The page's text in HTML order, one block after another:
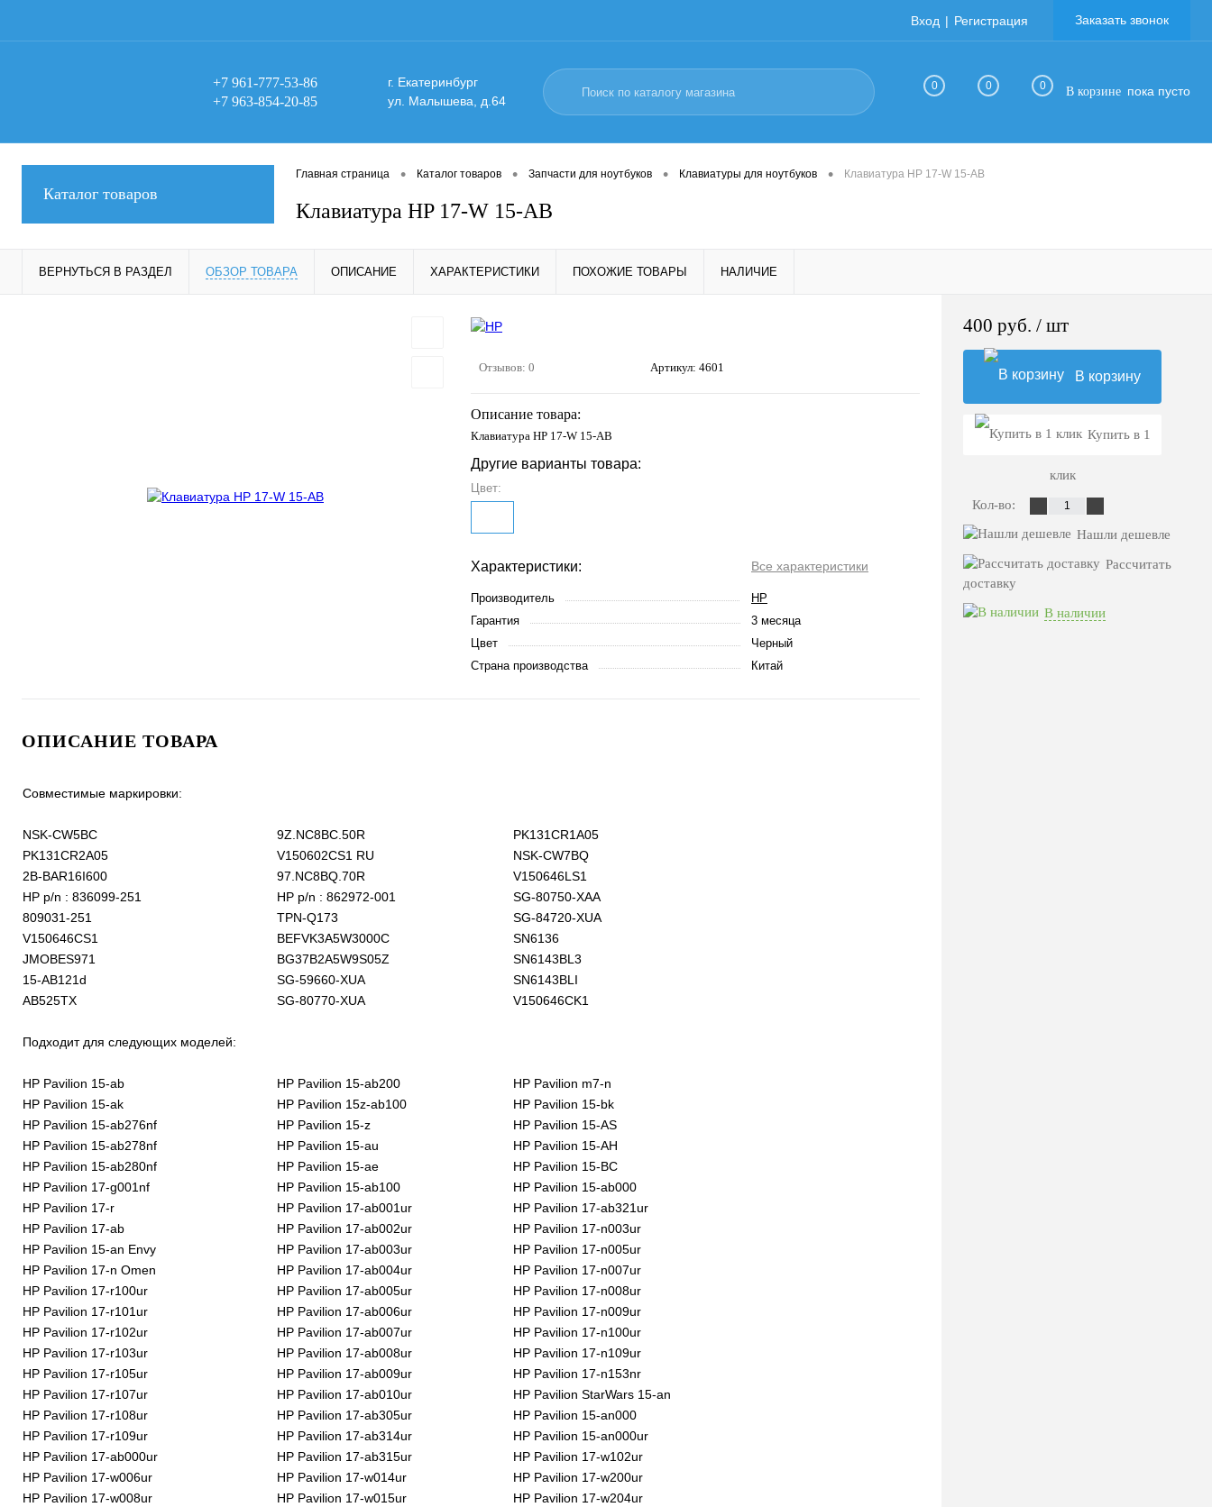
Вход Регистрация Заказать звонок
+7 961-777-53-86
+7 963-854-20-85
г. Екатеринбург
ул. Малышева, д.64
0 0 0 В корзине пока пусто
Каталог товаров
Главная страница • Каталог товаров • Запчасти для ноутбуков • Клавиатуры для ноутбуков • Клавиатура HP 17-W 15-AB
Клавиатура HP 17-W 15-AB
ВЕРНУТЬСЯ В РАЗДЕЛ ОБЗОР ТОВАРА ОПИСАНИЕ ХАРАКТЕРИСТИКИ ПОХОЖИЕ ТОВАРЫ НАЛИЧИЕ
Отзывов: 0 Артикул: 4601
Описание товара:
Клавиатура HP 17-W 15-AB
Другие варианты товара:
Цвет:
Характеристики: Все характеристики
Производитель
HP
Гарантия
3 месяца
Цвет
Черный
Страна производства
Китай
ОПИСАНИЕ ТОВАРА
Совместимые маркировки:
NSK-CW5BC 9Z.NC8BC.50R
PK131CR1A05
PK131CR2A05
V150602CS1 RU
NSK-CW7BQ
2B-BAR16I600
97.NC8BQ.70R
V150646LS1
HP p/n : 836099-251
HP p/n : 862972-001
SG-80750-XAA
809031-251
TPN-Q173
SG-84720-XUA
V150646CS1
BEFVK3A5W3000C
SN6136
JMOBES971
BG37B2A5W9S05Z
SN6143BL3
15-AB121d
SG-59660-XUA
SN6143BLI
AB525TX
SG-80770-XUA V150646CK1
Подходит для следующих моделей:
HP Pavilion 15-ab HP Pavilion 15-ab200
HP Pavilion m7-n
HP Pavilion 15-ak
HP Pavilion 15z-ab100
HP Pavilion 15-bk
HP Pavilion 15-ab276nf
HP Pavilion 15-z
HP Pavilion 15-AS
HP Pavilion 15-ab278nf
HP Pavilion 15-au
HP Pavilion 15-AH
HP Pavilion 15-ab280nf
HP Pavilion 15-ae
HP Pavilion 15-BC
HP Pavilion 17-g001nf
HP Pavilion 15-ab100
HP Pavilion 15-ab000
HP Pavilion 17-r
HP Pavilion 17-ab001ur
HP Pavilion 17-ab321ur
HP Pavilion 17-ab
HP Pavilion 17-ab002ur
HP Pavilion 17-n003ur
HP Pavilion 15-an Envy
HP Pavilion 17-ab003ur
HP Pavilion 17-n005ur
HP Pavilion 17-n Omen
HP Pavilion 17-ab004ur
HP Pavilion 17-n007ur
HP Pavilion 17-r100ur
HP Pavilion 17-ab005ur
HP Pavilion 17-n008ur
HP Pavilion 17-r101ur
HP Pavilion 17-ab006ur
HP Pavilion 17-n009ur
HP Pavilion 17-r102ur
HP Pavilion 17-ab007ur
HP Pavilion 17-n100ur
HP Pavilion 17-r103ur
HP Pavilion 17-ab008ur
HP Pavilion 17-n109ur
HP Pavilion 17-r105ur
HP Pavilion 17-ab009ur
HP Pavilion 17-n153nr
HP Pavilion 17-r107ur
HP Pavilion 17-ab010ur
HP Pavilion StarWars 15-an
HP Pavilion 17-r108ur
HP Pavilion 17-ab305ur
HP Pavilion 15-an000
HP Pavilion 17-r109ur
HP Pavilion 17-ab314ur
HP Pavilion 15-an000ur
HP Pavilion 17-ab000ur
HP Pavilion 17-ab315ur
HP Pavilion 17-w102ur
HP Pavilion 17-w006ur
HP Pavilion 17-w014ur
HP Pavilion 17-w200ur
HP Pavilion 17-w008ur
HP Pavilion 17-w015ur
HP Pavilion 17-w204ur
400 руб. / шт
В корзину
Купить в 1
клик
Кол-во:
Нашли дешевле
Рассчитать
доставку
В наличии